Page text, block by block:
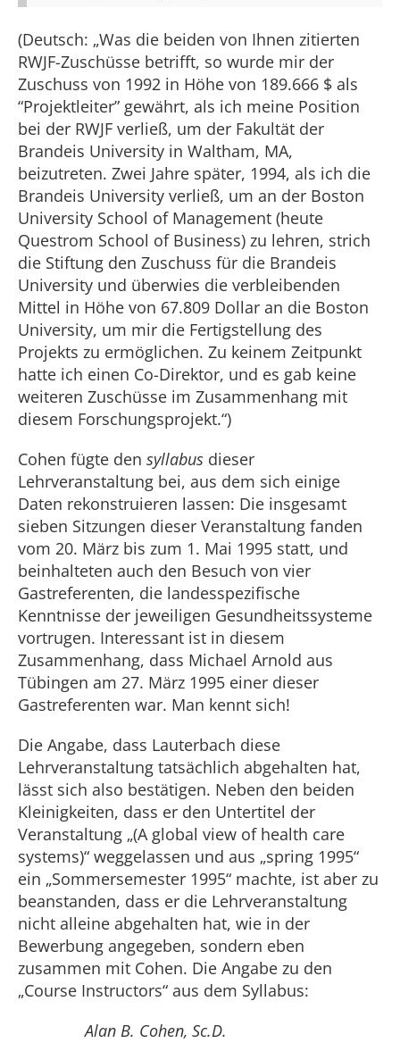
(Deutsch: „Was die beiden von Ihnen zitierten
RWJF-Zuschüsse betrifft, so wurde mir der
Zuschuss von 1992 in Höhe von 189.666 $ als
“Projektleiter” gewährt, als ich meine Position
bei der RWJF verließ, um der Fakultät der
Brandeis University in Waltham, MA,
beizutreten. Zwei Jahre später, 1994, als ich die
Brandeis University verließ, um an der Boston
University School of Management (heute
Questrom School of Business) zu lehren, strich
die Stiftung den Zuschuss für die Brandeis
University und überwies die verbleibenden
Mittel in Höhe von 67.809 Dollar an die Boston
University, um mir die Fertigstellung des
Projekts zu ermöglichen. Zu keinem Zeitpunkt
hatte ich einen Co-Direktor, und es gab keine
weiteren Zuschüsse im Zusammenhang mit
diesem Forschungsprojekt.“)
Cohen fügte den syllabus dieser
Lehrveranstaltung bei, aus dem sich einige
Daten rekonstruieren lassen: Die insgesamt
sieben Sitzungen dieser Veranstaltung fanden
vom 20. März bis zum 1. Mai 1995 statt, und
beinhalteten auch den Besuch von vier
Gastreferenten, die landesspezifische
Kenntnisse der jeweiligen Gesundheitssysteme
vortrugen. Interessant ist in diesem
Zusammenhang, dass Michael Arnold aus
Tübingen am 27. März 1995 einer dieser
Gastreferenten war. Man kennt sich!
Die Angabe, dass Lauterbach diese
Lehrveranstaltung tatsächlich abgehalten hat,
lässt sich also bestätigen. Neben den beiden
Kleinigkeiten, dass er den Untertitel der
Veranstaltung „(A global view of health care
systems)“ weggelassen und aus „spring 1995“
ein „Sommersemester 1995“ machte, ist aber zu
beanstanden, dass er die Lehrveranstaltung
nicht alleine abgehalten hat, wie in der
Bewerbung angegeben, sondern eben
zusammen mit Cohen. Die Angabe zu den
„Course Instructors“ aus dem Syllabus:
Alan B. Cohen, Sc.D.